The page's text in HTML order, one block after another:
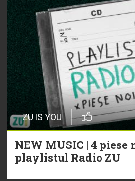
ZU IS YOU
NEW MUSIC | 4 piese
playlistul Radio ZU